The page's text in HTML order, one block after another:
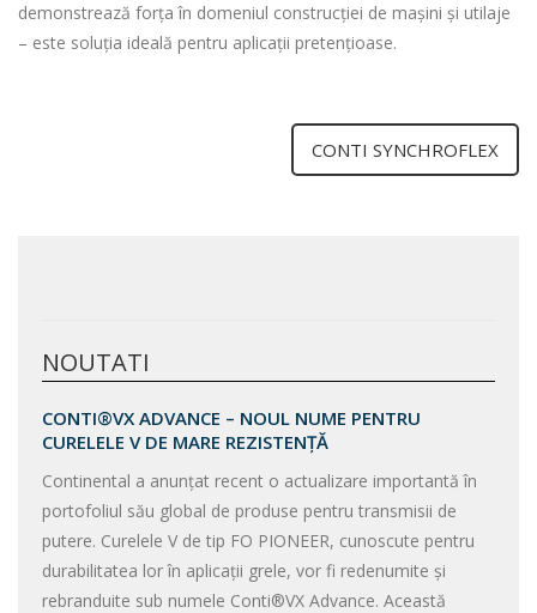
demonstrează forța în domeniul construcției de mașini și utilaje
– este soluția ideală pentru aplicații pretențioase.
CONTI SYNCHROFLEX
NOUTATI
CONTI®VX ADVANCE – NOUL NUME PENTRU
CURELELE V DE MARE REZISTENȚĂ
Continental a anunțat recent o actualizare importantă în
portofoliul său global de produse pentru transmisii de
putere. Curelele V de tip FO PIONEER, cunoscute pentru
durabilitatea lor în aplicații grele, vor fi redenumite și
rebranduite sub numele Conti®VX Advance. Această